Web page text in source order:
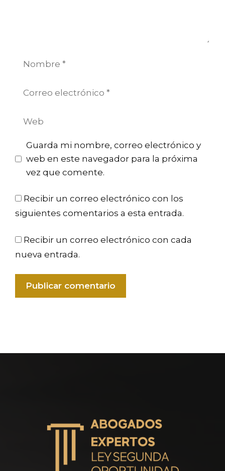
Nombre
Guarda mi nombre, correo electrónico y
web en este navegador para la próxima
vez que comente.
Recibir un correo electrónico con los
siguientes comentarios a esta entrada.
Recibir un correo electrónico con cada
nueva entrada.